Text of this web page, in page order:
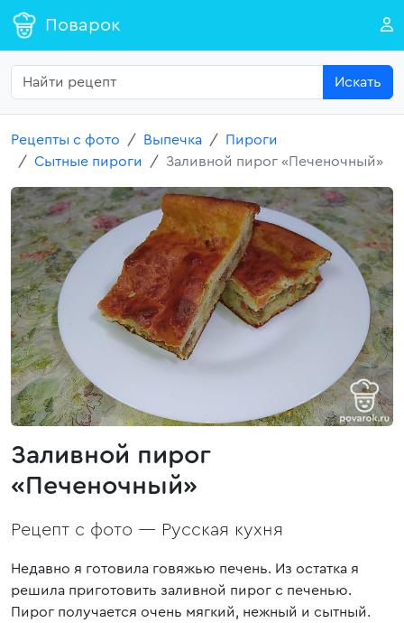
Поварок
Искать
Рецепты с фото Выпечка
Пироги
Сытные пироги
Заливной пирог «Печеночный»
Заливной пирог
«Печеночный»
Рецепт с фото — Русская кухня
Недавно я готовила говяжью печень. Из остатка я
решила приготовить заливной пирог с печенью.
Пирог получается очень мягкий, нежный и сытный.